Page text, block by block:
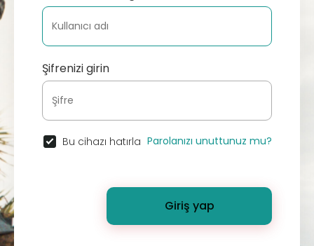
Şifrenizi girin
Bu cihazı hatırla Parolanızı unuttunuz mu?
Giriş yap